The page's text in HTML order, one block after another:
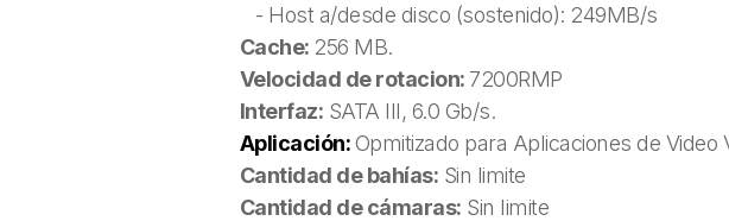
- Host a/desde disco (sostenido): 249MB/s
Cache: 256 MB.
Velocidad de rotacion: 7200RMP
Interfaz: SATA III, 6.0 Gb/s.
Aplicación:Opmitizado para Aplicaciones de Video
Cantidad de bahías: Sin limite
Cantidad de cámaras: Sin limite